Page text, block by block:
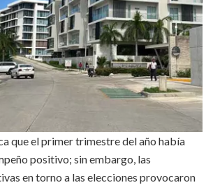
que el primer trimestre del año había
positivo; sin embargo, las
en torno a las elecciones provocaron